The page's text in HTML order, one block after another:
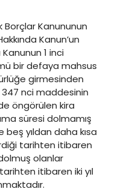
Borçlar Kanununun
Kanun’un
1 inci
bir defaya mahsus
girmesinden
nci maddesinin
öngörülen kira
süresi dolmamış
yıldan daha kısa
tarihten itibaren
olanlar
itibaren iki yıl